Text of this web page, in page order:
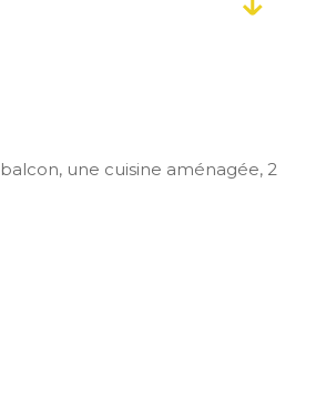
une cuisine aménagée, 2